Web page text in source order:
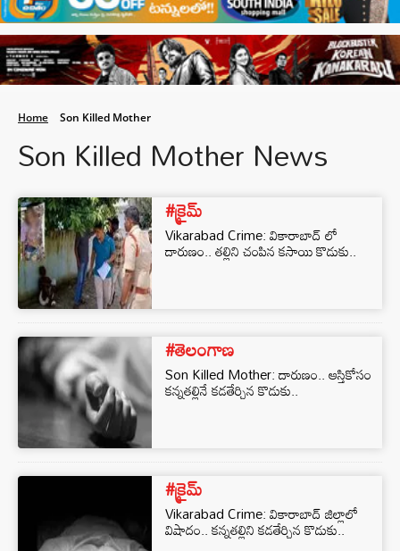
Home Son Killed Mother
Son Killed Mother News
#క్రైమ్
Vikarabad Crime: వికారాబాద్ లో
దారుణం.. తల్లిని చంపిన కసాయి కొడుకు..
#తెలంగాణ
Son Killed Mother: దారుణం.. ఆస్తికోసం
కన్నతల్లినే కడతేర్చిన కొడుకు..
#క్రైమ్
Vikarabad Crime: వికారాబాద్ జిల్లాలో
విషాదం.. కన్నతల్లిని కడతేర్చిన కొడుకు..